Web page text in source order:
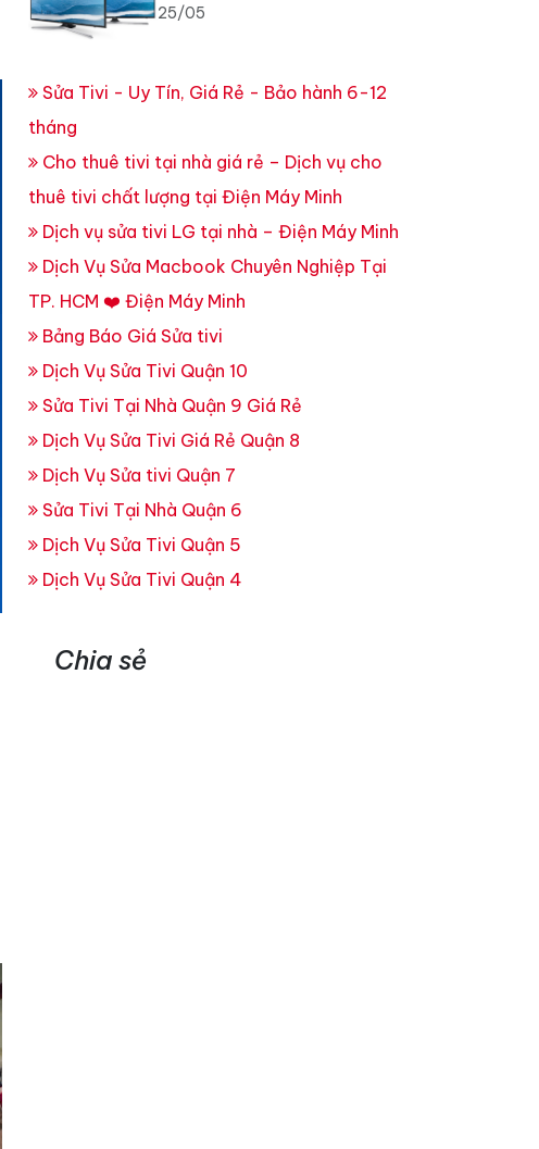
25/05
Sửa Tivi - Uy Tín, Giá Rẻ - Bảo hành 6-12
tháng
Cho thuê tivi tại nhà giá rẻ – Dịch vụ cho
thuê tivi chất lượng tại Điện Máy Minh
Dịch vụ sửa tivi LG tại nhà – Điện Máy Minh
Dịch Vụ Sửa Macbook Chuyên Nghiệp Tại
TP. HCM ❤️ Điện Máy Minh
Bảng Báo Giá Sửa tivi
Dịch Vụ Sửa Tivi Quận 10
Sửa Tivi Tại Nhà Quận 9 Giá Rẻ
Dịch Vụ Sửa Tivi Giá Rẻ Quận 8
Dịch Vụ Sửa tivi Quận 7
Sửa Tivi Tại Nhà Quận 6
Dịch Vụ Sửa Tivi Quận 5
Dịch Vụ Sửa Tivi Quận 4
Chia sẻ